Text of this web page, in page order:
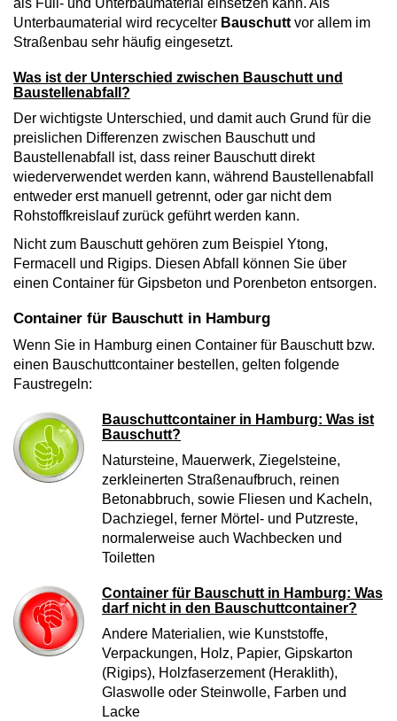
als Füll- und Unterbaumaterial einsetzen kann. Als
Unterbaumaterial wird recycelter Bauschutt vor allem im
Straßenbau sehr häufig eingesetzt.
Was ist der Unterschied zwischen Bauschutt und
Baustellenabfall?
Der wichtigste Unterschied, und damit auch Grund für die
preislichen Differenzen zwischen Bauschutt und
Baustellenabfall ist, dass reiner Bauschutt direkt
wiederverwendet werden kann, während Baustellenabfall
entweder erst manuell getrennt, oder gar nicht dem
Rohstoffkreislauf zurück geführt werden kann.
Nicht zum Bauschutt gehören zum Beispiel Ytong,
Fermacell und Rigips. Diesen Abfall können Sie über
einen Container für Gipsbeton und Porenbeton entsorgen.
Container für Bauschutt in Hamburg
Wenn Sie in Hamburg einen Container für Bauschutt bzw.
einen Bauschuttcontainer bestellen, gelten folgende
Faustregeln:
Bauschuttcontainer in Hamburg: Was ist
Bauschutt?
Natursteine, Mauerwerk, Ziegelsteine,
zerkleinerten Straßenaufbruch, reinen
Betonabbruch, sowie Fliesen und Kacheln,
Dachziegel, ferner Mörtel- und Putzreste,
normalerweise auch Wachbecken und
Toiletten
Container für Bauschutt in Hamburg: Was
darf nicht in den Bauschuttcontainer?
Andere Materialien, wie Kunststoffe,
Verpackungen, Holz, Papier, Gipskarton
(Rigips), Holzfaserzement (Heraklith),
Glaswolle oder Steinwolle, Farben und
Lacke